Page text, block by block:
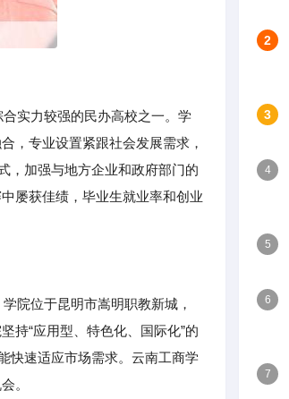
实力较强的民办高校之一。学
，专业设置紧跟社会发展需求，
，加强与地方企业和政府部门的
屡获佳绩，毕业生就业率和创业
院位于昆明市嵩明职教新城，
持“应用型、特色化、国际化”的
快速适应市场需求。云南工商学
。
2
3
4
5
6
7